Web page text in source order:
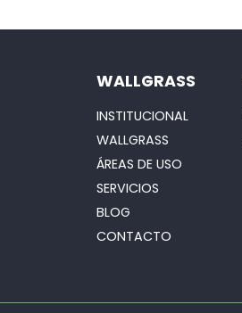
WALLGRASS
INSTITUCIONAL
WALLGRASS
ÁREAS DE USO
SERVICIOS
BLOG
CONTACTO